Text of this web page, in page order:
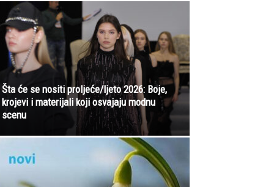
Šta će se nositi proljeće/ljeto 2026: Boje,
krojevi i materijali koji osvajaju modnu
scenu